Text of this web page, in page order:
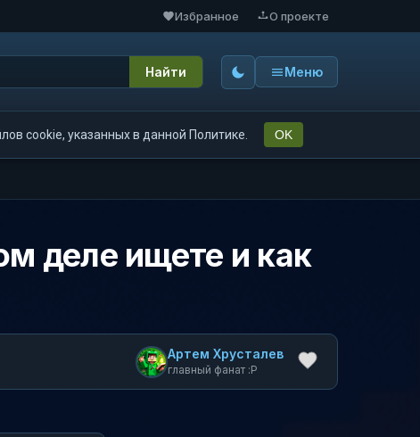
Избранное О проекте
Найти Меню
cookie, указанных в данной Политике. OK
деле ищете и как
Артем Хрусталев
главный фанат :P